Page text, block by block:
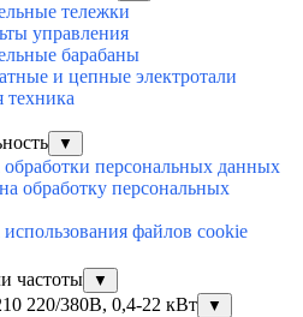
тележки
управления
барабаны
и цепные электротали
техника
▼
персональных данных
обработку персональных
файлов cookie
частоты ▼
220/380В, 0,4-22 кВт ▼